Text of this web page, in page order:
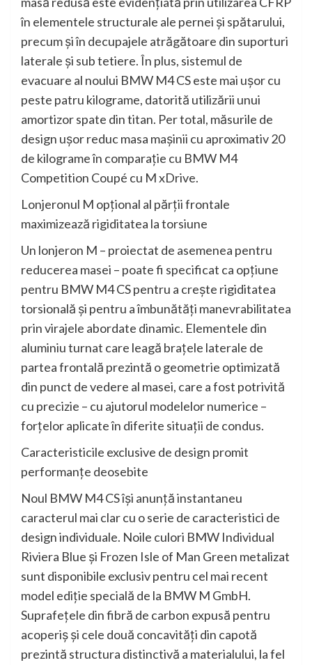
în elementele structurale ale pernei şi spătarului,
precum şi în decupajele atrăgătoare din suporturi
laterale şi sub tetiere. În plus, sistemul de
evacuare al noului BMW M4 CS este mai uşor cu
peste patru kilograme, datorită utilizării unui
amortizor spate din titan. Per total, măsurile de
design uşor reduc masa maşinii cu aproximativ 20
de kilograme în comparaţie cu BMW M4
Competition Coupé cu M xDrive.
Lonjeronul M opţional al părţii frontale
maximizează rigiditatea la torsiune
Un lonjeron M – proiectat de asemenea pentru
reducerea masei – poate fi specificat ca opţiune
pentru BMW M4 CS pentru a creşte rigiditatea
torsională şi pentru a îmbunătăţi manevrabilitatea
prin virajele abordate dinamic. Elementele din
aluminiu turnat care leagă braţele laterale de
partea frontală prezintă o geometrie optimizată
din punct de vedere al masei, care a fost potrivită
cu precizie – cu ajutorul modelelor numerice –
forţelor aplicate în diferite situaţii de condus.
Caracteristicile exclusive de design promit
performanţe deosebite
Noul BMW M4 CS îşi anunţă instantaneu
caracterul mai clar cu o serie de caracteristici de
design individuale. Noile culori BMW Individual
Riviera Blue şi Frozen Isle of Man Green metalizat
sunt disponibile exclusiv pentru cel mai recent
model ediţie specială de la BMW M GmbH.
Suprafeţele din fibră de carbon expusă pentru
acoperiş şi cele două concavităţi din capotă
prezintă structura distinctivă a materialului, la fel